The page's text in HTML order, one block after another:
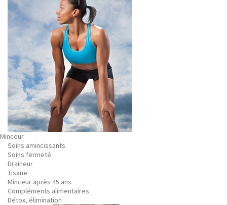
Minceur
Soins amincissants
Soins fermeté
Draineur
Tisane
Minceur après 45 ans
Compléments alimentaires
Détox, élimination